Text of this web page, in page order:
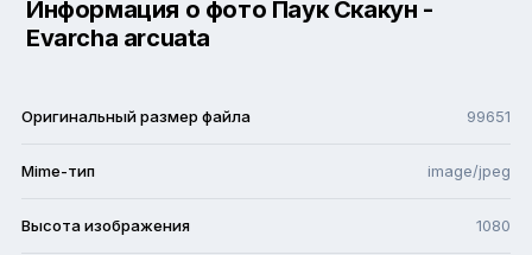
Информация о фото Паук Скакун -
Evarcha arcuata
Оригинальный размер файла 99651
Mime-тип image/jpeg
Высота изображения 1080